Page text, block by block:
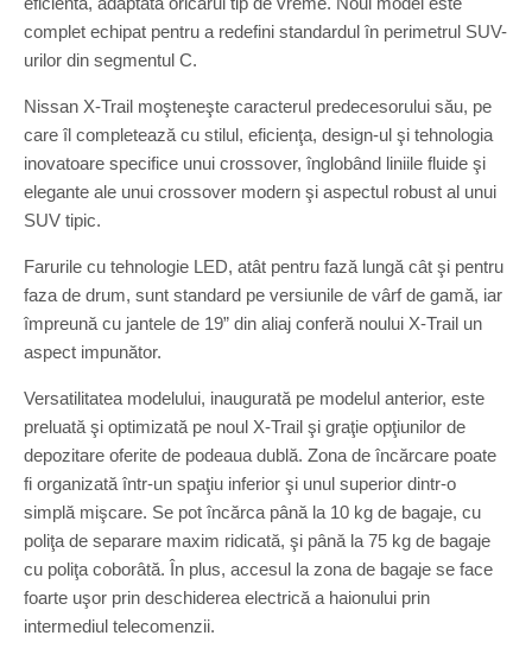
complet echipat pentru a redefini standardul în perimetrul SUV-
urilor din segmentul C.
Nissan X-Trail moşteneşte caracterul predecesorului său, pe
care îl completează cu stilul, eficienţa, design-ul şi tehnologia
inovatoare specifice unui crossover, înglobând liniile fluide şi
elegante ale unui crossover modern şi aspectul robust al unui
SUV tipic.
Farurile cu tehnologie LED, atât pentru fază lungă cât şi pentru
faza de drum, sunt standard pe versiunile de vârf de gamă, iar
împreună cu jantele de 19” din aliaj conferă noului X-Trail un
aspect impunător.
Versatilitatea modelului, inaugurată pe modelul anterior, este
preluată şi optimizată pe noul X-Trail şi graţie opţiunilor de
depozitare oferite de podeaua dublă. Zona de încărcare poate
fi organizată într-un spaţiu inferior şi unul superior dintr-o
simplă mişcare. Se pot încărca până la 10 kg de bagaje, cu
poliţa de separare maxim ridicată, şi până la 75 kg de bagaje
cu poliţa coborâtă. În plus, accesul la zona de bagaje se face
foarte uşor prin deschiderea electrică a haionului prin
intermediul telecomenzii.